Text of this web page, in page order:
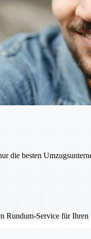
die besten
Rundum-Service für Ihren